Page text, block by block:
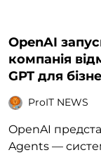
OpenAI
компанія
GPT для
ProIT NEWS
OpenAI
Agents —